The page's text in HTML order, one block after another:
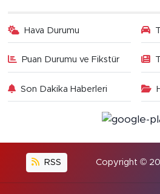
Hava Durumu
Puan Durumu ve Fikstür
Son Dakika Haberleri
RSS Copyright ©